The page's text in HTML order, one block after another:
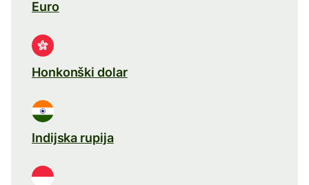
Euro
Honkonški dolar
Indijska rupija